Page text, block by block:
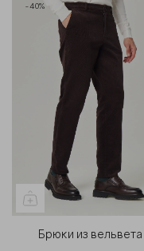
-40%
Брюки из вельвета